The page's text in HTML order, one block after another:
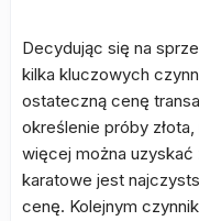
Decydując się na
kilka kluczowych
ostateczną cenę
określenie próby
więcej można uzyskać
karatowe jest
cenę. Kolejnym